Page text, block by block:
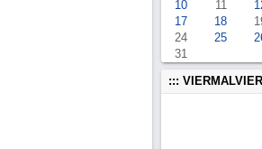
10
11
17
18
24
25
31
:::